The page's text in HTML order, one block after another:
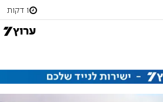
1 דקות